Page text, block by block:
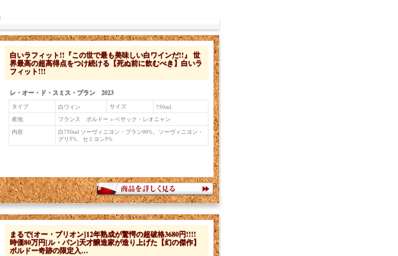
白いラフィット!!『この世で最も美味しい白ワインだ!!』 世
界最高の超高得点をつけ続ける【死ぬ前に飲むべき】白いラ
フィット!!!
レ・オー・ド・スミス・ブラン 2023
タイプ 白ワイン サイズ
750ml
産地
フランス ボルドー > ペサック・レオニャン
内容
白750ml ソーヴィニヨン・ブラン90%、ソーヴィニヨン・
グリ5%、セミヨン5%
まるで[オー・ブリオン]12年熟成が驚愕の超破格3680円!!!!
時価80万円[ル・パン]天才醸造家が造り上げた【幻の傑作】
ボルドー奇跡の限定入…